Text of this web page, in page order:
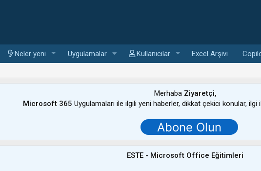
Neler yeni Uygulamalar Kullanıcılar Excel Arşivi
Merhaba Ziyaretçi,
Microsoft 365 Uygulamaları ile ilgili yeni haberler, dikkat çekici konular,
Abone Olun
ESTE - Microsoft Office Eğitimleri